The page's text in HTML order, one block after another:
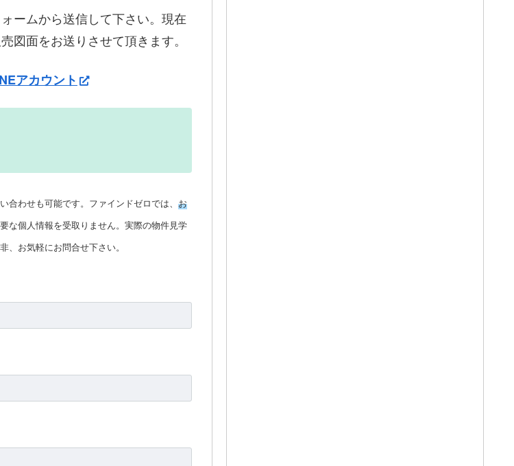
ームから送信して下さい。現在
図面をお送りさせて頂きます。
アカウント
わせも可能です。ファインドゼロでは、 お
な個人情報を受取りません。実際の物件見学
お気軽にお問合せ下さい。